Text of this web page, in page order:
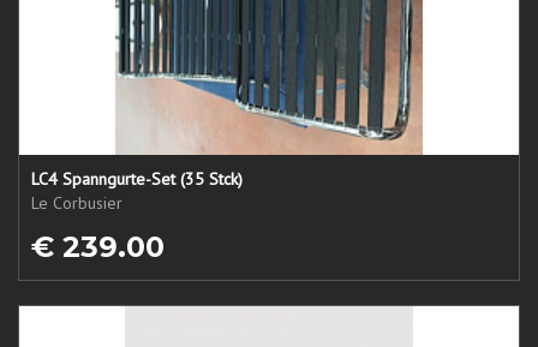
LC4 Spanngurte-Set (35 Stck)
Le Corbusier
€ 239.00